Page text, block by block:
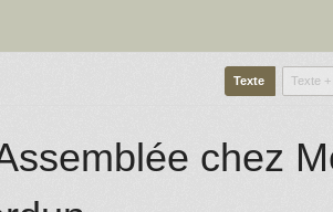
Texte Texte
chez